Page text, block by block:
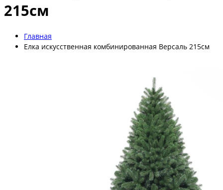
215см
Главная
Елка искусственная комбинированная Версаль 215см